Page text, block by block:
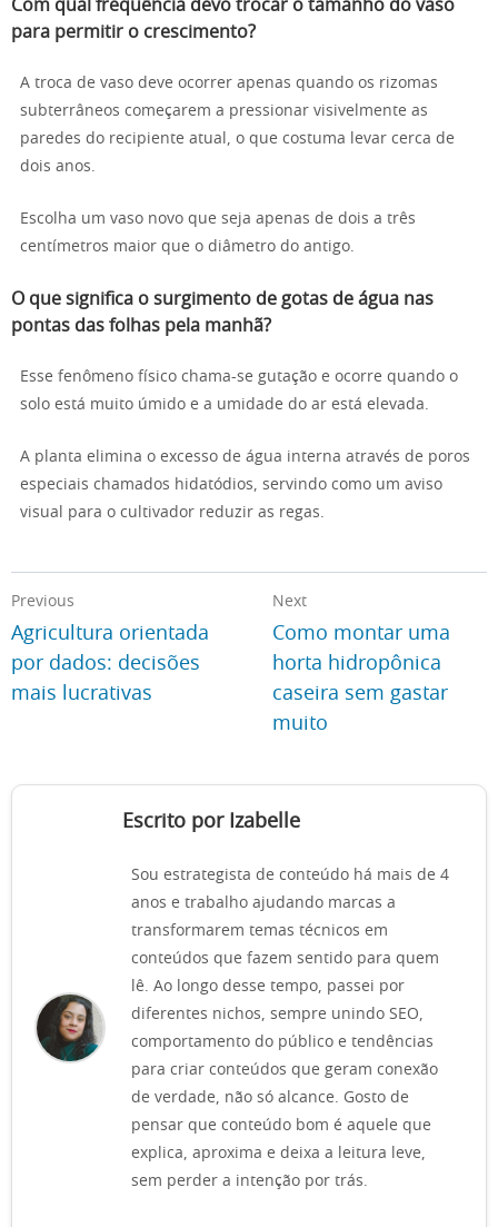
Com qual frequência devo trocar o tamanho do vaso
para permitir o crescimento?
A troca de vaso deve ocorrer apenas quando os rizomas
subterrâneos começarem a pressionar visivelmente as
paredes do recipiente atual, o que costuma levar cerca de
dois anos.
Escolha um vaso novo que seja apenas de dois a três
centímetros maior que o diâmetro do antigo.
O que significa o surgimento de gotas de água nas
pontas das folhas pela manhã?
Esse fenômeno físico chama-se gutação e ocorre quando o
solo está muito úmido e a umidade do ar está elevada.
A planta elimina o excesso de água interna através de poros
especiais chamados hidatódios, servindo como um aviso
visual para o cultivador reduzir as regas.
Previous
Agricultura orientada
por dados: decisões
mais lucrativas
Next
Como montar uma
horta hidropônica
caseira sem gastar
muito
Escrito por Izabelle
Sou estrategista de conteúdo há mais de 4
anos e trabalho ajudando marcas a
transformarem temas técnicos em
conteúdos que fazem sentido para quem
lê. Ao longo desse tempo, passei por
diferentes nichos, sempre unindo SEO,
comportamento do público e tendências
para criar conteúdos que geram conexão
de verdade, não só alcance. Gosto de
pensar que conteúdo bom é aquele que
explica, aproxima e deixa a leitura leve,
sem perder a intenção por trás.